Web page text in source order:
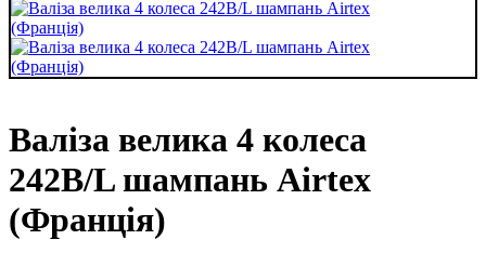
Валіза велика 4 колеса
242B/L шампань Airtex
(Франція)